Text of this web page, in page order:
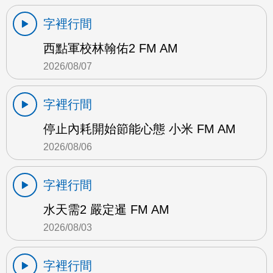
字裡行間
西點軍校林翰佑2 FM AM
2026/08/07
字裡行間
停止內耗開始節能心態 小米 FM AM
2026/08/06
字裡行間
水天需2 嚴定暹 FM AM
2026/08/03
字裡行間